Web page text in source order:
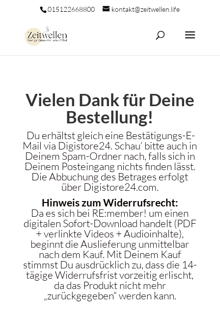
015122668800 kontakt@zeitwellen.life
Vielen Dank für Deine
Bestellung!
Du erhältst gleich eine Bestätigungs-E-
Mail via Digistore24. Schau‘ bitte auch in
Deinem Spam-Ordner nach, falls sich in
Deinem Posteingang nichts finden lässt.
Die Abbuchung des Betrages erfolgt
über Digistore24.com.
Hinweis zum Widerrufsrecht:
Da es sich bei RE:member! um einen
digitalen Sofort-Download handelt (PDF
+ verlinkte Videos + Audioinhalte),
beginnt die Auslieferung unmittelbar
nach dem Kauf. Mit Deinem Kauf
stimmst Du ausdrücklich zu, dass die 14-
tägige Widerrufsfrist vorzeitig erlischt,
da das Produkt nicht mehr
„zurückgegeben“ werden kann.